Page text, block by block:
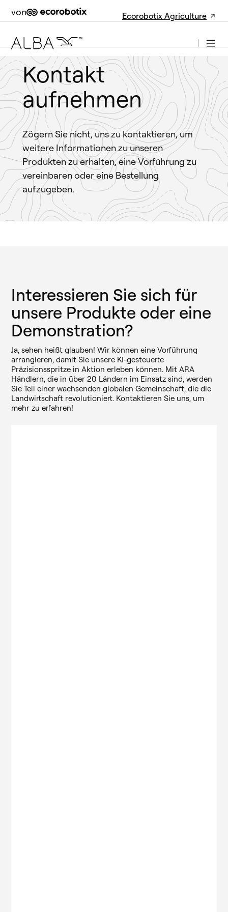
von Ecorobotix Agriculture
Kontakt
aufnehmen
Zögern Sie nicht, uns zu kontaktieren, um
weitere Informationen zu unseren
Produkten zu erhalten, eine Vorführung zu
vereinbaren oder eine Bestellung
aufzugeben.
Interessieren Sie sich für
unsere Produkte oder eine
Demonstration?
Ja, sehen heißt glauben! Wir können eine Vorführung
arrangieren, damit Sie unsere KI-gesteuerte
Präzisionsspritze in Aktion erleben können. Mit ARA
Händlern, die in über 20 Ländern im Einsatz sind, werden
Sie Teil einer wachsenden globalen Gemeinschaft, die die
Landwirtschaft revolutioniert. Kontaktieren Sie uns, um
mehr zu erfahren!